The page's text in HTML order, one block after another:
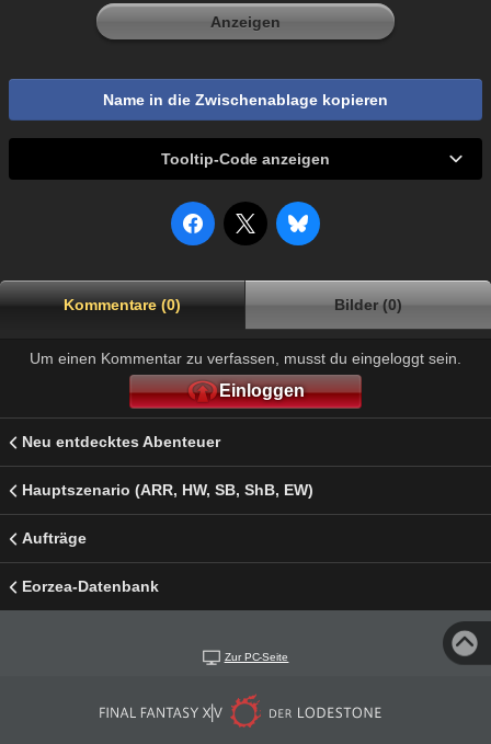
Anzeigen
Name in die Zwischenablage kopieren
Tooltip-Code anzeigen
Kommentare (0) Bilder (0)
Um einen Kommentar zu verfassen, musst du eingeloggt sein.
Einloggen
Neu entdecktes Abenteuer
Hauptszenario (ARR, HW, SB, ShB, EW)
Aufträge
Eorzea-Datenbank
Zur PC-Seite